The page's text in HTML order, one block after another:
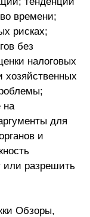
времени;
рисках;
без
налоговых
хозяйственных
на
для
и
или разрешить
Обзоры,